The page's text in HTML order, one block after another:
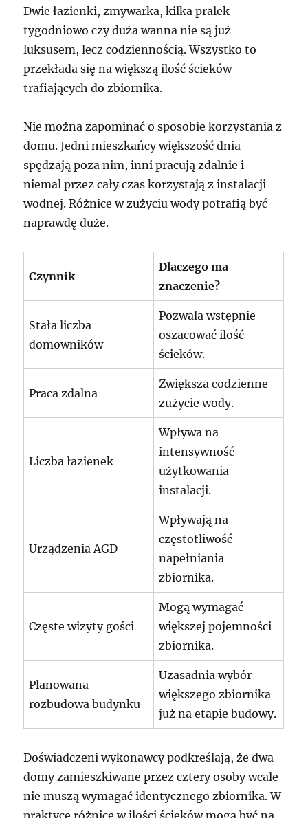
Dwie łazienki, zmywarka, kilka pralek
tygodniowo czy duża wanna nie są już
luksusem, lecz codziennością. Wszystko to
przekłada się na większą ilość ścieków
trafiających do zbiornika.
Nie można zapominać o sposobie korzystania z
domu. Jedni mieszkańcy większość dnia
spędzają poza nim, inni pracują zdalnie i
niemal przez cały czas korzystają z instalacji
wodnej. Różnice w zużyciu wody potrafią być
naprawdę duże.
Czynnik
Dlaczego ma
znaczenie?
Stała liczba
domowników
Pozwala wstępnie
oszacować ilość
ścieków.
Praca zdalna
Zwiększa codzienne
zużycie wody.
Liczba łazienek
Wpływa na
intensywność
użytkowania
instalacji.
Urządzenia AGD
Wpływają na
częstotliwość
napełniania
zbiornika.
Częste wizyty gości
Mogą wymagać
większej pojemności
zbiornika.
Planowana
rozbudowa budynku
Uzasadnia wybór
większego zbiornika
już na etapie budowy.
Doświadczeni wykonawcy podkreślają, że dwa
domy zamieszkiwane przez cztery osoby wcale
nie muszą wymagać identycznego zbiornika. W